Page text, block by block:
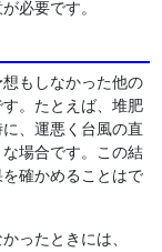
必要です。
もしなかった他の
。たとえば、堆肥
、運悪く台風の直
場合です。この結
確かめることはで
ったときには、